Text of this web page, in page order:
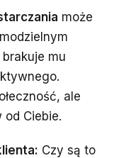
może
mu
ale
Ciebie.
Czy są to